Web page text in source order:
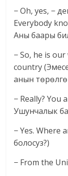
− Oh, yes, −
Everybody
Аны баары
− So, he is
country
анын
− Really? You
Ушунчалык
− Yes. Where
болосуз?)
− From the